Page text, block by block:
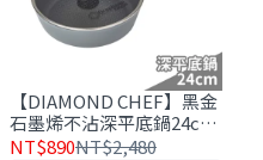
【DIAMOND CHEF】黑金
石墨烯不沾深平底鍋24cm
｜含蓋｜IH爐可用
NT$890NT$2,480